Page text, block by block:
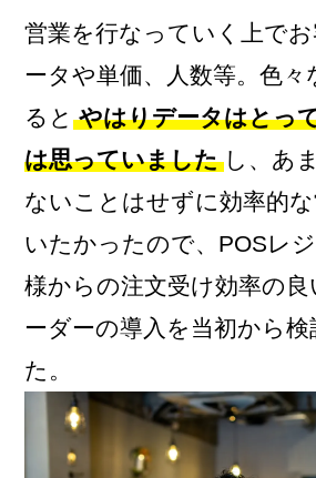
営業を行なっていく上で
ータや単価、人数等。色々
るとやはりデータはとっ
は思っていましたし、あ
ないことはせずに効率的
いたかったので、POSレ
様からの注文受け効率の
ーダーの導入を当初から
た。